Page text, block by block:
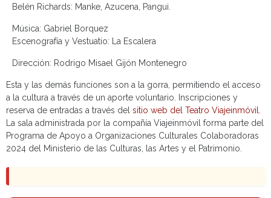
Belén Richards: Manke, Azucena, Pangui.
Música: Gabriel Borquez
Escenografía y Vestuatio: La Escalera
Dirección: Rodrigo Misael Gijón Montenegro
Esta y las demás funciones son a la gorra, permitiendo el acceso
a la cultura a través de un aporte voluntario. Inscripciones y
reserva de entradas a través del sitio web del Teatro Viajeinmóvil.
La sala administrada por la compañía Viajeinmóvil forma parte del
Programa de Apoyo a Organizaciones Culturales Colaboradoras
2024 del Ministerio de las Culturas, las Artes y el Patrimonio.